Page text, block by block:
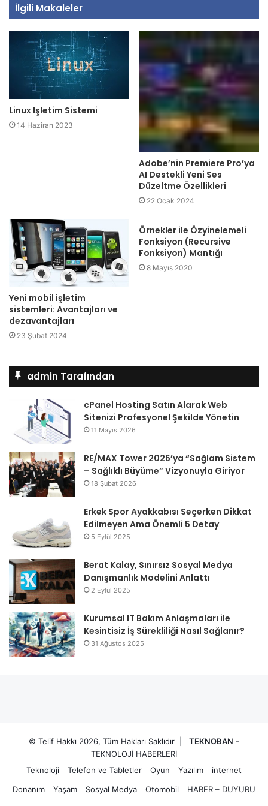
İlgili Makaleler
Linux Işletim Sistemi
14 Haziran 2023
Adobe’nin Premiere Pro’ya
AI Destekli Yeni Ses
Düzeltme Özellikleri
22 Ocak 2024
Yeni mobil işletim
sistemleri: Avantajları ve
dezavantajları
23 Şubat 2024
Örnekler ile Özyinelemeli
Fonksiyon (Recursive
Fonksiyon) Mantığı
8 Mayıs 2020
admin Tarafından
cPanel Hosting Satın Alarak Web
Sitenizi Profesyonel Şekilde Yönetin
11 Mayıs 2026
RE/MAX Tower 2026’ya “Sağlam Sistem
– Sağlıklı Büyüme” Vizyonuyla Giriyor
18 Şubat 2026
Erkek Spor Ayakkabısı Seçerken Dikkat
Edilmeyen Ama Önemli 5 Detay
5 Eylül 2025
Berat Kalay, Sınırsız Sosyal Medya
Danışmanlık Modelini Anlattı
2 Eylül 2025
Kurumsal IT Bakım Anlaşmaları ile
Kesintisiz İş Sürekliliği Nasıl Sağlanır?
31 Ağustos 2025
© Telif Hakkı 2026, Tüm Hakları Saklıdır | TEKNOBAN -
TEKNOLOJİ HABERLERİ
Teknoloji
Telefon ve Tabletler Oyun Yazılım
internet
Donanım
Yaşam Sosyal Medya Otomobil HABER – DUYURU